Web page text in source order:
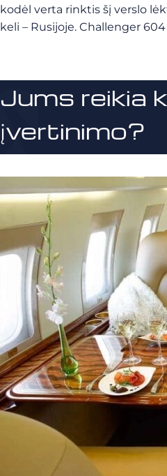
kodėl verta rinktis šį verslo
keli – Rusijoje. Challenger
Jums reikia
įvertinimo?